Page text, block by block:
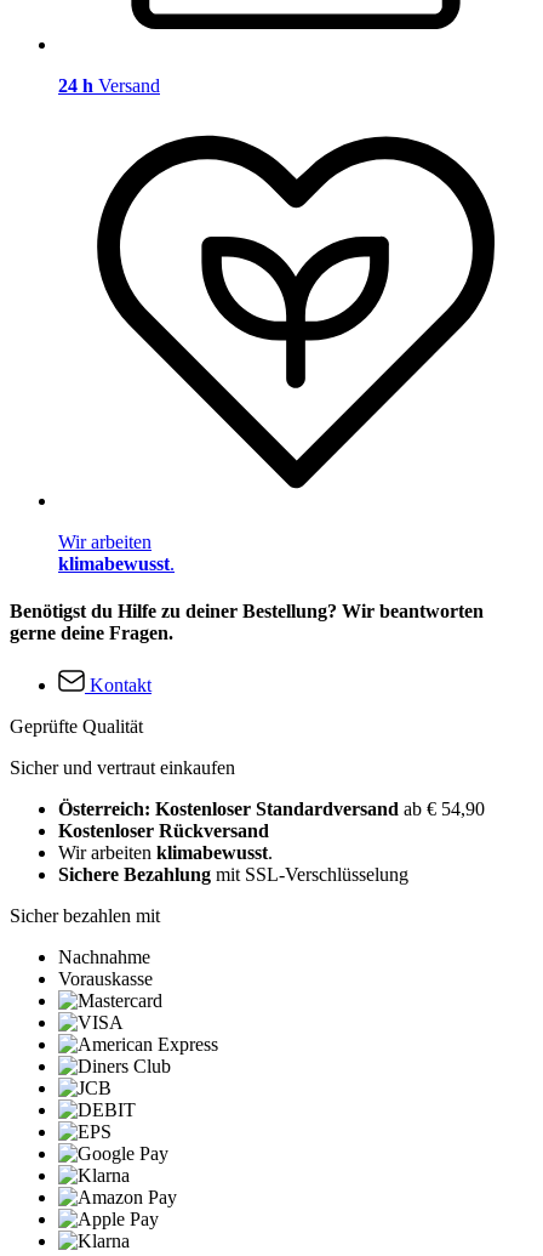
24 h Versand
Wir arbeiten
klimabewusst.
Benötigst du Hilfe zu deiner Bestellung? Wir beantworten
gerne deine Fragen.
Kontakt
Geprüfte Qualität
Sicher und vertraut einkaufen
Österreich: Kostenloser Standardversand ab € 54,90
Kostenloser Rückversand
Wir arbeiten klimabewusst.
Sichere Bezahlung mit SSL-Verschlüsselung
Sicher bezahlen mit
Nachnahme
Vorauskasse